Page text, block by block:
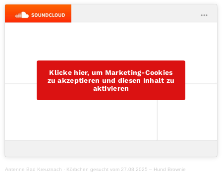
Klicke hier, um Marketing-Cookies
zu akzeptieren und diesen Inhalt zu
aktivieren
Antenne Bad Kreuznach · Körbchen gesucht vom 27.08.2025 – Hund Brownie